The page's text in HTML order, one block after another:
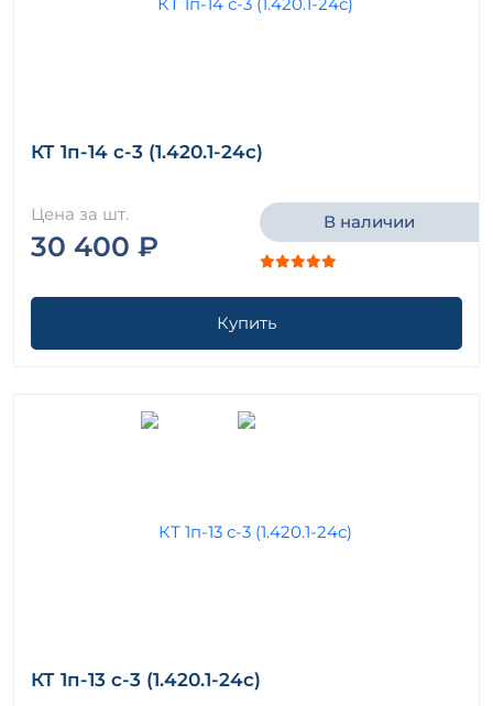
КТ 1п-14 с-3 (1.420.1-24с)
Цена за шт.
30 400 ₽
В наличии
Купить
КТ 1п-13 с-3 (1.420.1-24с)